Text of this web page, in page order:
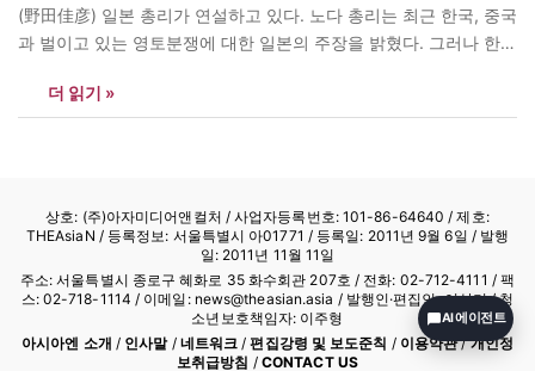
(野田佳彦) 일본 총리가 연설하고 있다. 노다 총리는 최근 한국, 중국
과 벌이고 있는 영토분쟁에 대한 일본의 주장을 밝혔다. 그러나 한·
지는 않았다. <AP/> news@theasian.asia
더 읽기 »
상호: (주)아자미디어앤컬처 /사업자등록번호: 101-86-64640 / 제호:
THEAsiaN / 등록정보: 서울특별시 아01771 / 등록일: 2011년 9월 6일 / 발행
일: 2011년 11월 11일
주소: 서울특별시 종로구 혜화로 35 화수회관 207호 / 전화: 02-712-4111 / 팩
스: 02-718-1114 / 이메일: news@theasian.asia / 발행인·편집인: 이상기 / 청
소년보호책임자: 이주형
아시아엔 소개 / 인사말/ 네트워크 /편집강령 및 보도준칙 / 이용약관/개인정
보취급방침 / CONTACT US
AI 에이전트